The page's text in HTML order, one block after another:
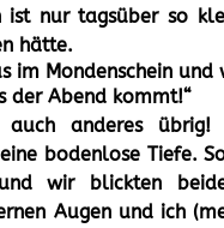
ist nur tagsüber so
hätte.
im Mondenschein
der Abend kommt!“
anderes
bodenlose Tiefe.
wir blickten
Augen und ich